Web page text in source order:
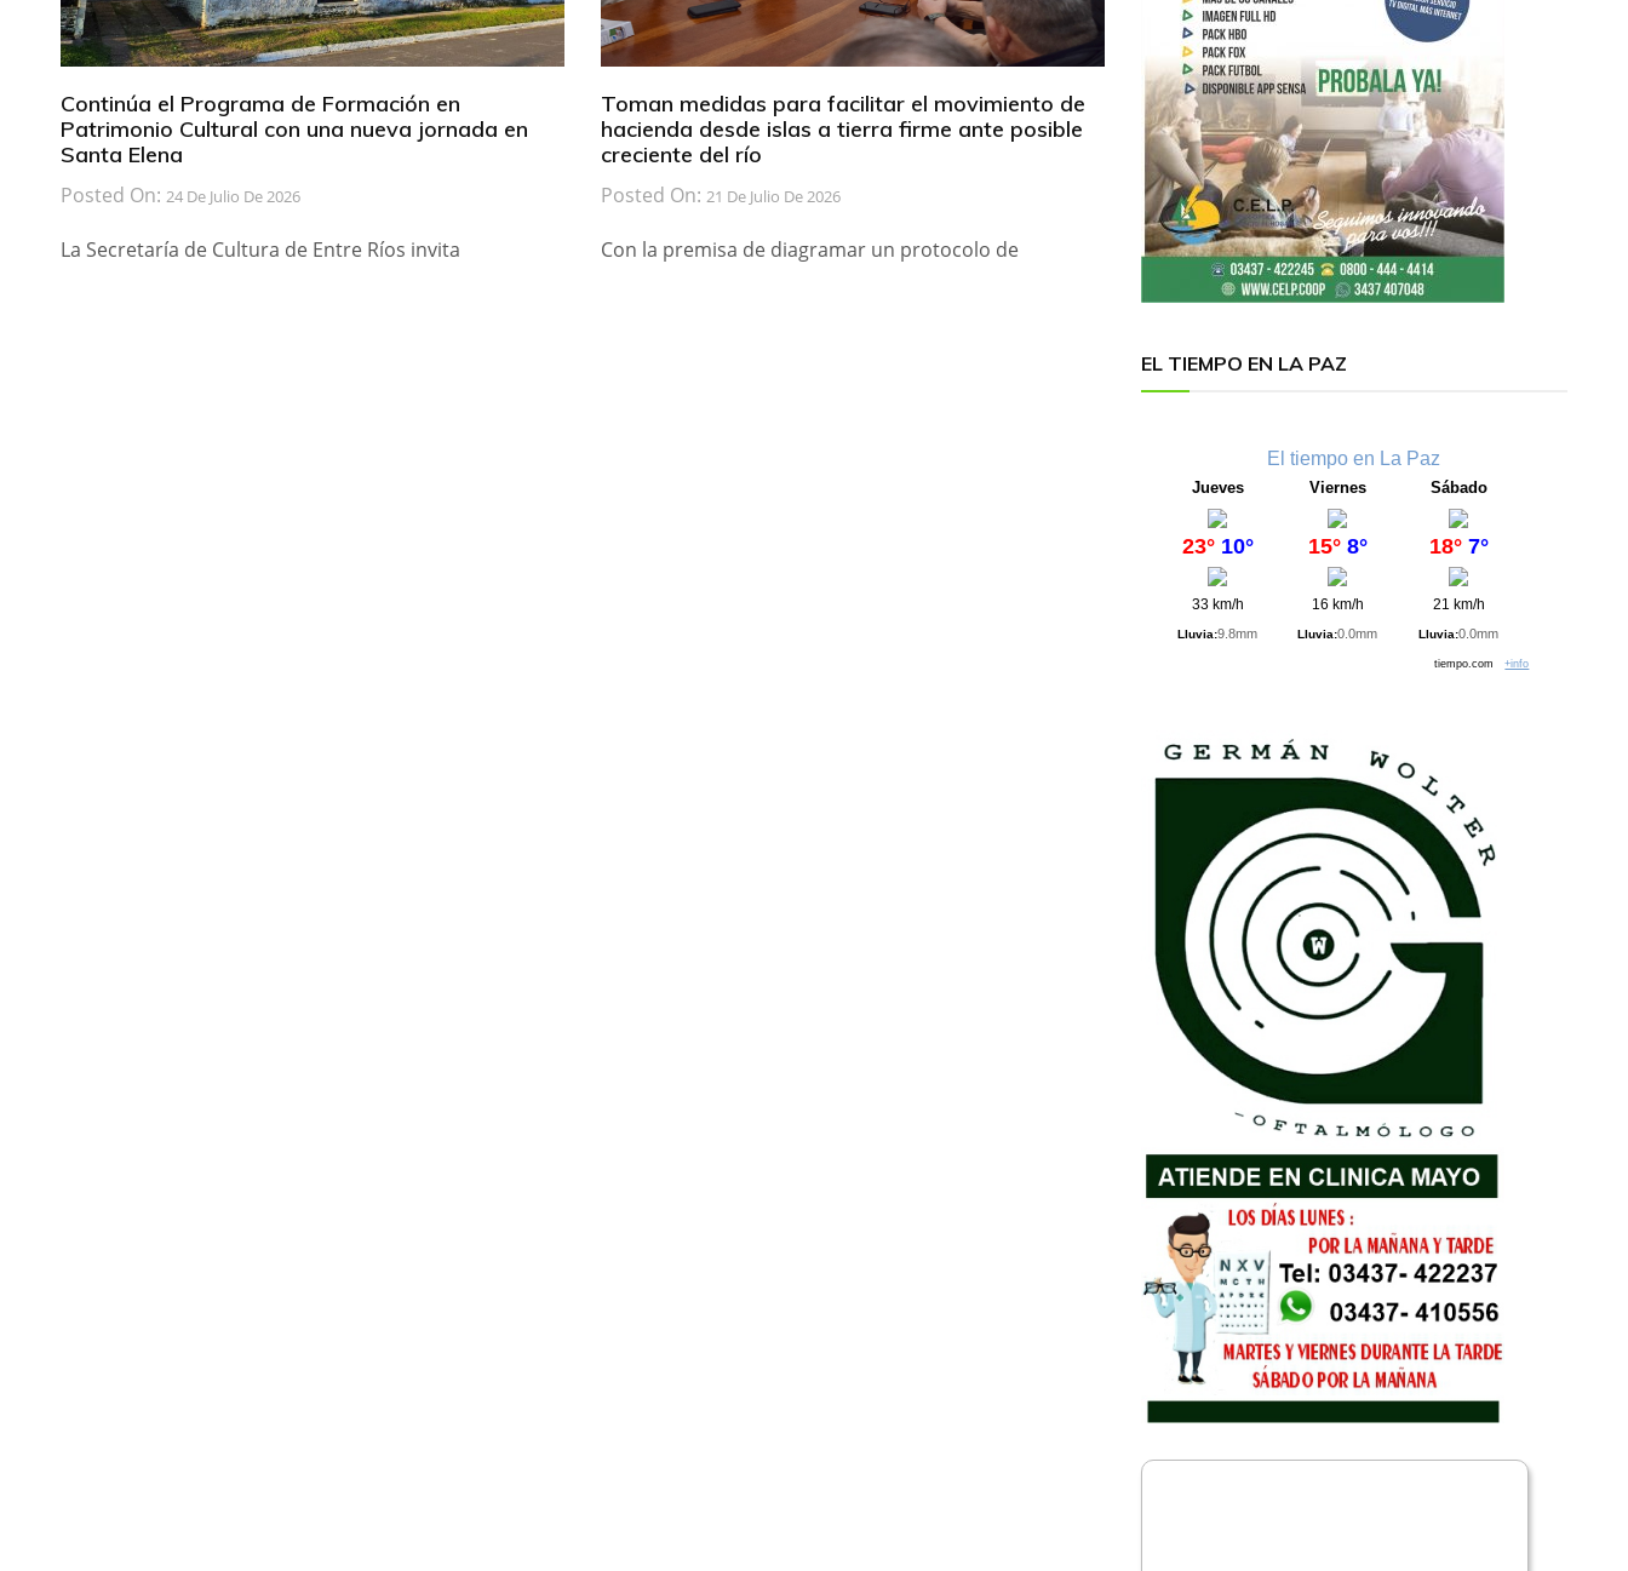
Continúa el Programa de Formación en
Patrimonio Cultural con una nueva jornada en
Santa Elena
Posted On: 24 De Julio De 2026
La Secretaría de Cultura de Entre Ríos invita
Toman medidas para facilitar el movimiento de
hacienda desde islas a tierra firme ante posible
creciente del río
Posted On: 21 De Julio De 2026
Con la premisa de diagramar un protocolo de
EL TIEMPO EN LA PAZ
El tiempo en La Paz
Jueves
23° 10°
33 km/h
Lluvia:9.8mm
Viernes
15° 8°
16 km/h
Lluvia:0.0mm
Sábado
18° 7°
21 km/h
Lluvia:0.0mm
tiempo.com+info